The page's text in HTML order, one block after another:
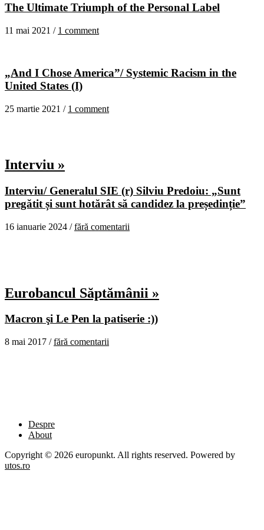
The Ultimate Triumph of the Personal Label
11 mai 2021 / 1 comment
„And I Chose America”/ Systemic Racism in the
United States (I)
25 martie 2021 / 1 comment
Interviu »
Interviu/ Generalul SIE (r) Silviu Predoiu: „Sunt
pregătit și sunt hotărât să candidez la președinție”
16 ianuarie 2024 /fără comentarii
Eurobancul Săptămânii »
Macron şi Le Pen la patiserie :))
8 mai 2017 /fără comentarii
Despre
About
Copyright © 2026 europunkt. All rights reserved. Powered by
utos.ro